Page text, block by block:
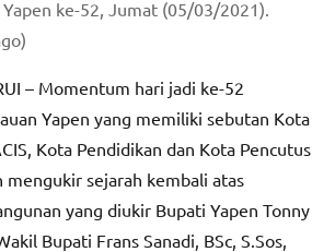
ke-52, Jumat (05/03/2021).
– Momentum hari jadi ke-52
Yapen yang memiliki sebutan Kota
Kota Pendidikan dan Kota Pencutus
mengukir sejarah kembali atas
yang diukir Bupati Yapen Tonny
Bupati Frans Sanadi, BSc, S.Sos,